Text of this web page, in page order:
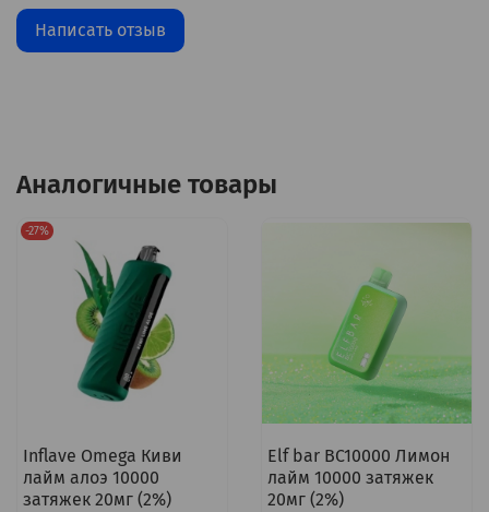
Написать отзыв
Аналогичные товары
-27%
Inflave Omega Киви
лайм алоэ 10000
затяжек 20мг (2%)
Elf bar BC10000 Лимон
лайм 10000 затяжек
20мг (2%)